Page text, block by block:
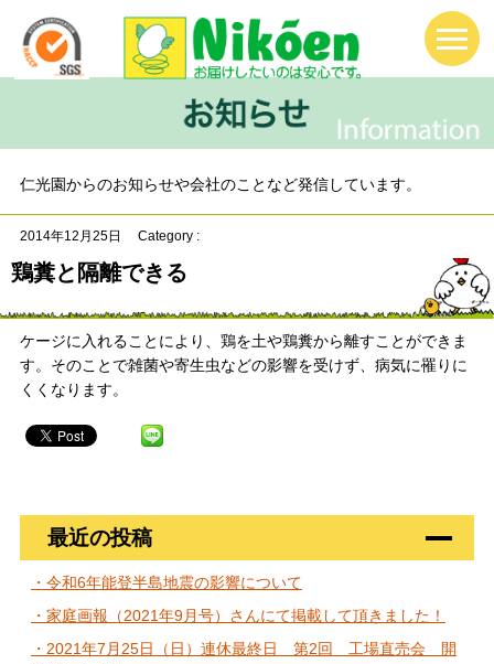
仁光園からのお知らせや会社のことなど発信しています。
2014年12月25日 Category :
鶏糞と隔離できる
ケージに入れることにより、鶏を土や鶏糞から離すことができま
す。そのことで雑菌や寄生虫などの影響を受けず、病気に罹りに
くくなります。
最近の投稿
・令和6年能登半島地震の影響について
・家庭画報（2021年9月号）さんにて掲載して頂きました！
・2021年7月25日（日）連休最終日 第2回 工場直売会 開